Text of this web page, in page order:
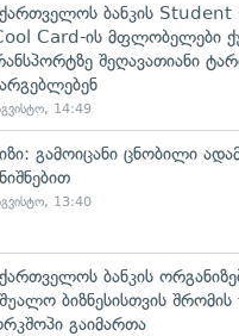
ბანკის Student
Card-ის მფლობელები
შეღავათიანი
14:49
გამოიცანი ცნობილი
13:40
ბანკის
ბიზნესისთვის
გაიმართა